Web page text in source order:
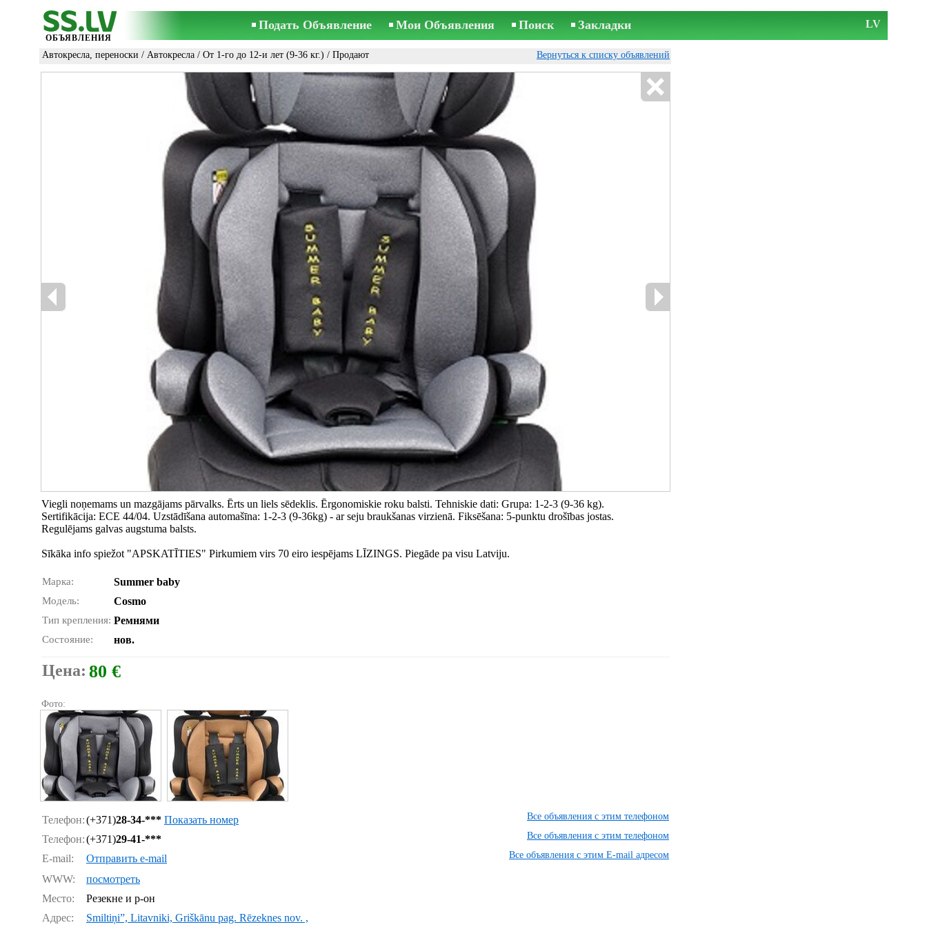
ОБЪЯВЛЕНИЯ
Подать Объявление Мои Объявления Поиск Закладки LV
Автокресла, переноски / Автокресла / От 1-го до 12-и лет (9-36 кг.) / Продают Вернуться к списку объявлений
Viegli noņemams un mazgājams pārvalks. Ērts un liels sēdeklis. Ērgonomiskie roku balsti. Tehniskie dati: Grupa: 1-2-3 (9-36 kg).
Sertifikācija: ECE 44/04. Uzstādīšana automašīna: 1-2-3 (9-36kg) - ar seju braukšanas virzienā. Fiksēšana: 5-punktu drošības jostas.
Regulējams galvas augstuma balsts.
Sīkāka info spiežot "APSKATĪTIES" Pirkumiem virs 70 eiro iespējams LĪZINGS. Piegāde pa visu Latviju.
Марка: Summer baby
Модель: Cosmo
Тип крепления: Ремнями
Состояние: нов.
Цена: 80 €
Фото:
Телефон:(+371)28-34-*** Показать номер Все объявления с этим телефоном
Телефон:(+371)29-41-*** Все объявления с этим телефоном
E-mail: Отправить e-mail Все объявления с этим E-mail адресом
WWW:
посмотреть
Место:
Резекне и р-он
Адрес:
Smiltiņi”, Litavniki, Griškānu pag. Rēzeknes nov. ,